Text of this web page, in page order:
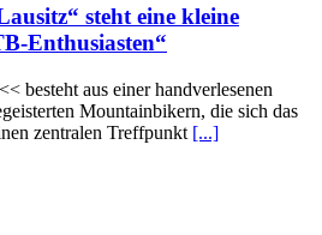
steht eine kleine
Enthusiasten“
besteht aus einer handverlesenen
Mountainbikern, die sich das
zentralen Treffpunkt [...]